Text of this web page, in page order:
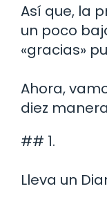
Así que, la
un poco
«gracias»
Ahora,
diez
## 1.
Lleva un